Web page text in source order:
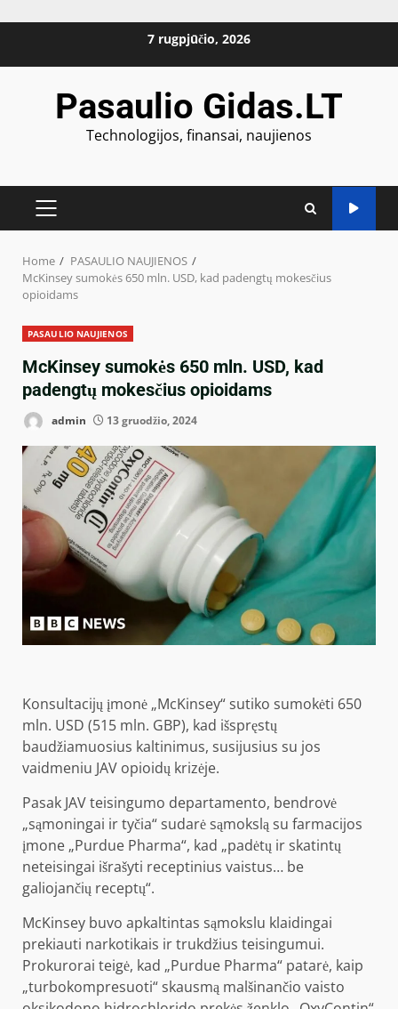
7 rugpjūčio, 2026
Pasaulio Gidas.LT
Technologijos, finansai, naujienos
PRIMARY
Home
PASAULIO NAUJIENOS
McKinsey sumokės 650 mln. USD, kad padengtų mokesčius
opioidams
PASAULIO NAUJIENOS
McKinsey sumokės 650 mln. USD, kad
padengtų mokesčius opioidams
admin 13 gruodžio, 2024
Konsultacijų įmonė „McKinsey“ sutiko sumokėti 650
mln. USD (515 mln. GBP), kad išspręstų
baudžiamuosius kaltinimus, susijusius su jos
vaidmeniu JAV opioidų krizėje.
Pasak JAV teisingumo departamento, bendrovė
„sąmoningai ir tyčia“ sudarė sąmokslą su farmacijos
įmone „Purdue Pharma“, kad „padėtų ir skatintų
neteisingai išrašyti receptinius vaistus… be
galiojančių receptų“.
McKinsey buvo apkaltintas sąmokslu klaidingai
prekiauti narkotikais ir trukdžius teisingumui.
Prokurorai teigė, kad „Purdue Pharma“ patarė, kaip
„turbokompresuoti“ skausmą malšinančio vaisto